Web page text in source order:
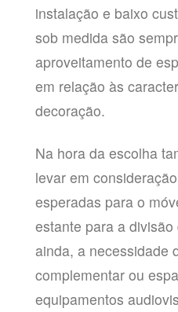
instalação e baixo
sob medida são
aproveitamento de
em relação às
decoração.
Na hora da escolha
levar em
esperadas para o
estante para a
ainda, a necessidade
complementar ou
equipamentos